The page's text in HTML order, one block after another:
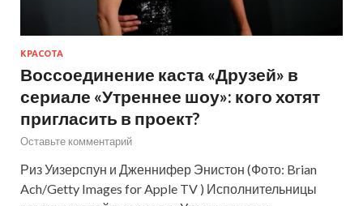
КРАСОТА
Воссоединение каста «Друзей» в
сериале «Утреннее шоу»: кого хотят
пригласить в проект?
Оставьте комментарий
Риз Уизерспун и Дженнифер Энистон (Фото: Brian
Ach/Getty Images for Apple TV ) Исполнительницы